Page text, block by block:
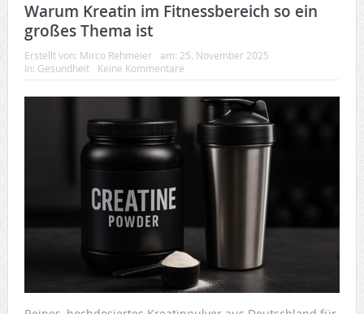
Warum Kreatin im Fitnessbereich so ein
großes Thema ist
Erstellt von: Mirco Rehmeier am: 25. November 2025
In: Gesundheit Keine Kommentare